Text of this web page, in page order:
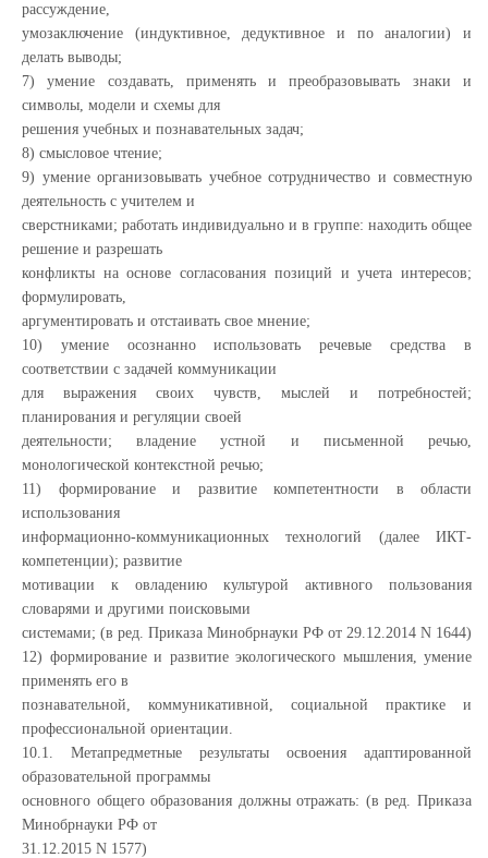
рассуждение,
умозаключение (индуктивное, дедуктивное и по аналогии) и
делать выводы;
7) умение создавать, применять и преобразовывать знаки и
символы, модели и схемы для
решения учебных и познавательных задач;
8) смысловое чтение;
9) умение организовывать учебное сотрудничество и совместную
деятельность с учителем и
сверстниками; работать индивидуально и в группе: находить общее
решение и разрешать
конфликты на основе согласования позиций и учета интересов;
формулировать,
аргументировать и отстаивать свое мнение;
10) умение осознанно использовать речевые средства в
соответствии с задачей коммуникации
для выражения своих чувств, мыслей и потребностей;
планирования и регуляции своей
деятельности; владение устной и письменной речью,
монологической контекстной речью;
11) формирование и развитие компетентности в области
использования
информационно-коммуникационных технологий (далее ИКТ-
компетенции); развитие
мотивации к овладению культурой активного пользования
словарями и другими поисковыми
системами; (в ред. Приказа Минобрнауки РФ от 29.12.2014 N 1644)
12) формирование и развитие экологического мышления, умение
применять его в
познавательной, коммуникативной, социальной практике и
профессиональной ориентации.
10.1. Метапредметные результаты освоения адаптированной
образовательной программы
основного общего образования должны отражать: (в ред. Приказа
Минобрнауки РФ от
31.12.2015 N 1577)